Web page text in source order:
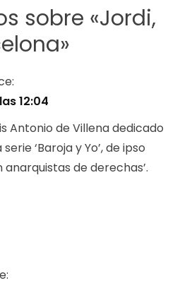
sobre «Jordi,
»
12:04
Antonio de Villena dedicado
‘Baroja y Yo’, de ipso
anarquistas de derechas’.